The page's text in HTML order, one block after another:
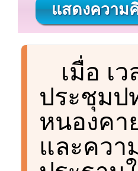
แสดงความ
เมื่อ เ
ประชุมป
หนองคา
และควา